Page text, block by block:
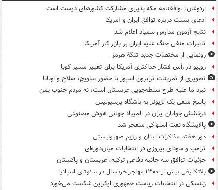
اردوغان: توافقنامه مکه پذیرای مشارکت کشورهای دوست است
ادعای بسنت درباره توافق ایران و آمریکا
نتایج آزمون مدارس سمپاد اعلام شد
تاثیرات منفی جنگ علیه ایران بر بازار کار آمریکا
رونمایی از مختصات جدید تنگۀ هرمز
روبیو در رأس فشار حداکثری آمریکا برای تغییر مسیر کوبا
تصویری از تمرینات ترابزون اسپور با حضور ساویچ، صلاح و اونانا
نبرد ما علیه طرح سلطه‌جویی عربستان است، نه مردم جنوب یمن
پاسخ منفی یک لژیونر به باشگاه پرسپولیس
درخشش جوانان ایران در المپیاد جهانی هوش مصنوعی
پالایشگاه نفت اسلواکی منفجر شد
دور هفتم مذاکرات لبنان و رژیم صهیونیستی
ترامپ و سودای پیروزی در انتخابات میان‌دوره‌ای
جزئیات توافق سه جانبه دفاعی ترکیه، عربستان و پاکستان
بلاتکلیفی بیش از ۱۳۰۰ مهاجر خردسال در سئوتای اسپانیا
زلنسکی در انتخابات ریاست جمهوری اوکراین شکست می‌خورد